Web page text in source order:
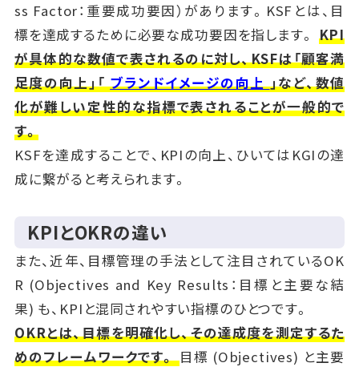
ss Factor：重要成功要因）があります。KSFとは、目
標を達成するために必要な成功要因を指します。 KPI
が具体的な数値で表されるのに対し、KSFは「顧客満
足度の向上」「ブランドイメージの向上」など、数値
化が難しい定性的な指標で表されることが一般的で
す。
KSFを達成することで、KPIの向上、ひいてはKGIの達
成に繋がると考えられます。
KPIとOKRの違い
また、近年、目標管理の手法として注目されているOK
R (Objectives and Key Results：目標と主要な結
果) も、KPIと混同されやすい指標のひとつです。
OKRとは、目標を明確化し、その達成度を測定するた
めのフレームワークです。目標 (Objectives) と主要